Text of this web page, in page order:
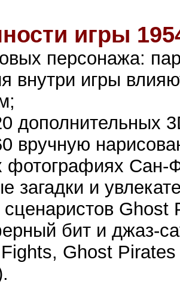
игры
персонажа:
внутри игры
дополнительных
вручную
фотографиях Сан-
загадки и
сценаристов
бит и джаз-
Ghost